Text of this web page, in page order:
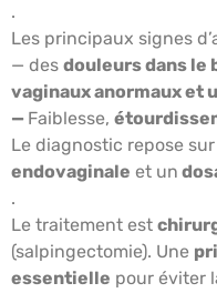
.
Les principaux signes
— des douleurs dans le
vaginaux anormaux et
— Faiblesse,
Le diagnostic repose
endovaginale et un
.
Le traitement est
(salpingectomie). Une
essentielle pour éviter